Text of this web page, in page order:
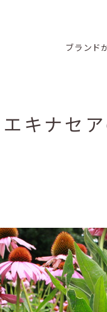
ブランド
エキナセ